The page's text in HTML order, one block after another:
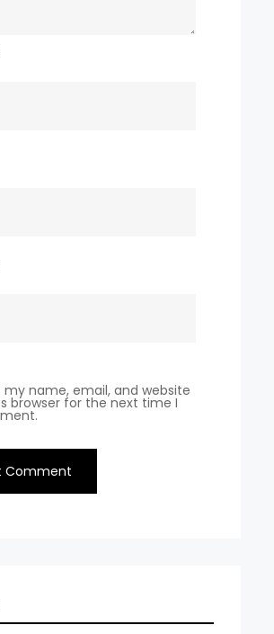
my name, email, and website
browser for the next time I